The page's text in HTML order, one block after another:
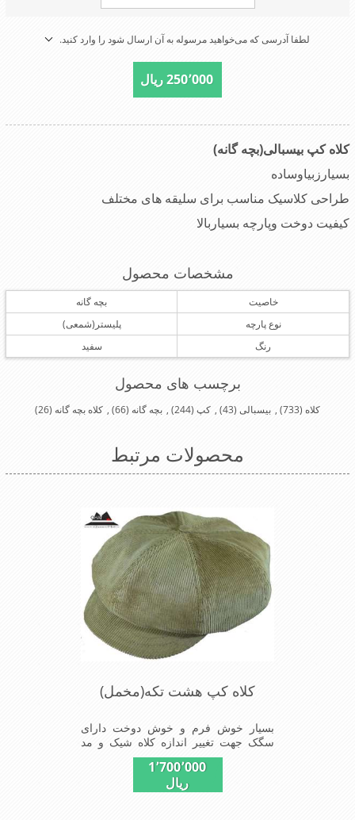
لطفا آدرسی که می‌خواهید مرسوله به آن ارسال شود را وارد کنید.
250٬000 ریال
کلاه کپ بیسبالی(بچه گانه)
بسیارزبیاوساده
طراحی کلاسیک مناسب برای سلیقه های مختلف
کیفیت دوخت وپارچه بسیاربالا
مشخصات محصول
خاصیت
بچه گانه
نوع پارچه
پلیستر(شمعی)
رنگ
سفید
برچسب های محصول
کلاه (733)
, بیسبالی (43)
, کپ (244)
, بچه گانه (66)
, کلاه بچه گانه (26)
محصولات مرتبط
کلاه کپ هشت تکه(مخمل)
بسیار خوش فرم و خوش دوخت دارای
سگک جهت تغییر اندازه کلاه شیک و مد
روز سبک و راحت
1٬700٬000
ریال